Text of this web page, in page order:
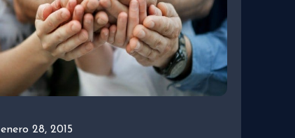
enero 28, 2015